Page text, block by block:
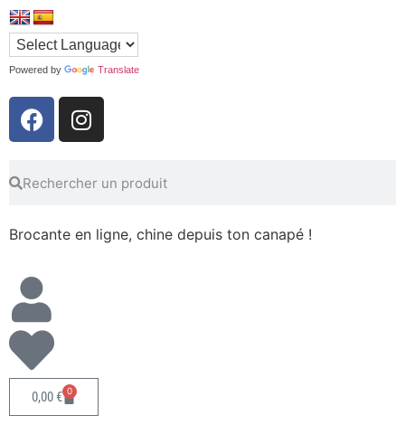
Brocante en ligne, chine depuis ton canapé !
Powered by Translate
0,00€ 0